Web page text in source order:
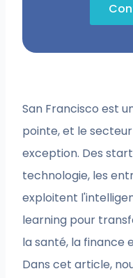
San Francisco est
pointe, et le
exception. Des
technologie, les
exploitent
learning pour
la santé, la finance
Dans cet article,